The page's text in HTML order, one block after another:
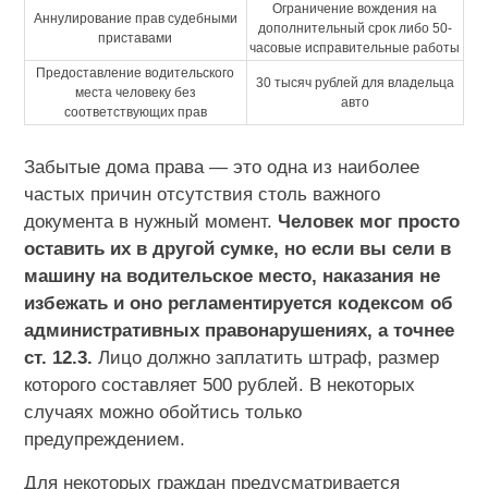
Аннулирование прав судебными
приставами
Ограничение вождения на
дополнительный срок либо 50-
часовые исправительные работы
Предоставление водительского
места человеку без
соответствующих прав
30 тысяч рублей для владельца
авто
Забытые дома права — это одна из наиболее
частых причин отсутствия столь важного
документа в нужный момент. Человек мог просто
оставить их в другой сумке, но если вы сели в
машину на водительское место, наказания не
избежать и оно регламентируется кодексом об
административных правонарушениях, а точнее
ст. 12.3. Лицо должно заплатить штраф, размер
которого составляет 500 рублей. В некоторых
случаях можно обойтись только
предупреждением.
Для некоторых граждан предусматривается